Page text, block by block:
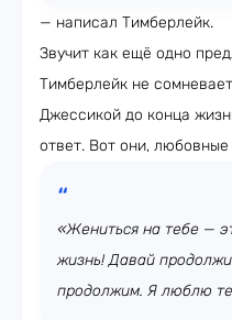
— написал Тимберлейк.
Звучит как ещё одно
Тимберлейк не
Джессикой до конца
ответ. Вот они,
«Жениться на тебе —
жизнь! Давай
продолжим. Я люблю